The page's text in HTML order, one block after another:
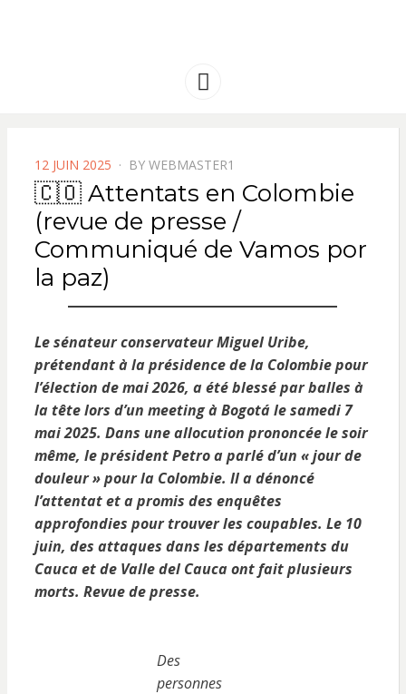
AMERIQUE
Menu
POSTED
ON
12 JUIN 2025 BY WEBMASTER1
🇨🇴 Attentats en Colombie
(revue de presse /
Communiqué de Vamos por
la paz)
Le sénateur conservateur Miguel Uribe,
prétendant à la présidence de la Colombie pour
l’élection de mai 2026, a été blessé par balles à
la tête lors d’un meeting à Bogotá le samedi 7
mai 2025. Dans une allocution prononcée le soir
même, le président Petro a parlé d’un « jour de
douleur » pour la Colombie. Il a dénoncé
l’attentat et a promis des enquêtes
approfondies pour trouver les coupables. Le 10
juin, des attaques dans les départements du
Cauca et de Valle del Cauca ont fait plusieurs
morts. Revue de presse.
Des
personnes